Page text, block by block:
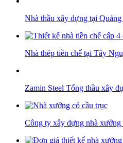
Nhà thầu xây dựng tại
Nhà thép tiền chế tại Tây
Zamin Steel Tổng thầu xây
Công ty xây dựng nhà